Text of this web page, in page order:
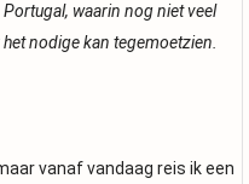
waarin nog niet veel
nodige kan tegemoetzien.
vanaf vandaag reis ik een